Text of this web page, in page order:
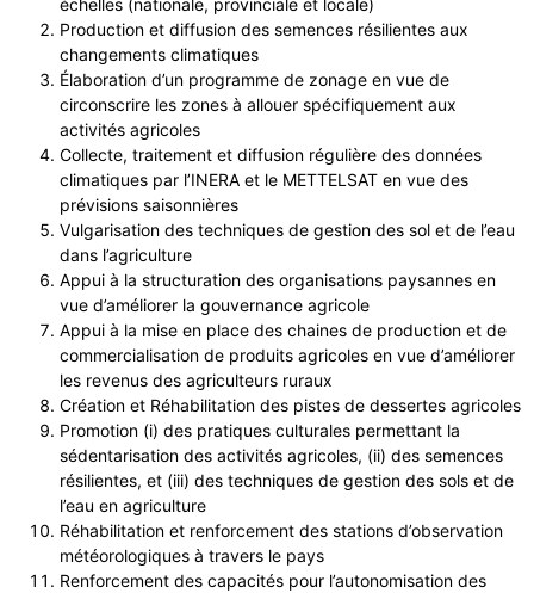
Production et diffusion des semences résilientes aux
changements climatiques
Élaboration d’un programme de zonage en vue de
circonscrire les zones à allouer spécifiquement aux
activités agricoles
Collecte, traitement et diffusion régulière des données
climatiques par l’INERA et le METTELSAT en vue des
prévisions saisonnières
Vulgarisation des techniques de gestion des sol et de l’eau
dans l’agriculture
Appui à la structuration des organisations paysannes en
vue d’améliorer la gouvernance agricole
Appui à la mise en place des chaines de production et de
commercialisation de produits agricoles en vue d’améliorer
les revenus des agriculteurs ruraux
Création et Réhabilitation des pistes de dessertes agricoles
Promotion (i) des pratiques culturales permettant la
sédentarisation des activités agricoles, (ii) des semences
résilientes, et (iii) des techniques de gestion des sols et de
l’eau en agriculture
Réhabilitation et renforcement des stations d’observation
météorologiques à travers le pays
Renforcement des capacités pour l’autonomisation des